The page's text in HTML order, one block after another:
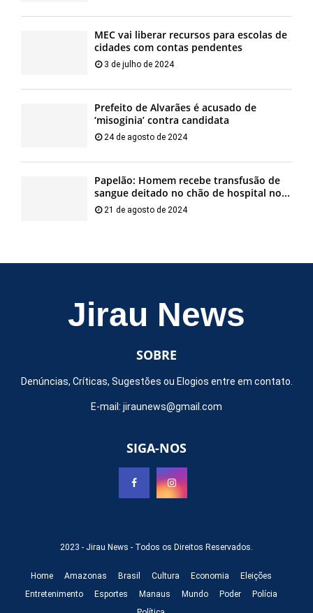
MEC vai liberar recursos para escolas de
cidades com contas pendentes
3 de julho de 2024
Prefeito de Alvarães é acusado de
‘misoginia’ contra candidata
24 de agosto de 2024
Papelão: Homem recebe transfusão de
sangue deitado no chão de hospital no...
21 de agosto de 2024
Jirau News
SOBRE
Denúncias, Críticas, Sugestões ou Elogios entre em contato.
E-mail: jiraunews@gmail.com
SIGA-NOS
2023 - Jirau News - Todos os Direitos Reservados.
Home Amazonas Brasil Cultura Economia
Eleições
Entretenimento
Esportes Manaus Mundo Poder
Polícia